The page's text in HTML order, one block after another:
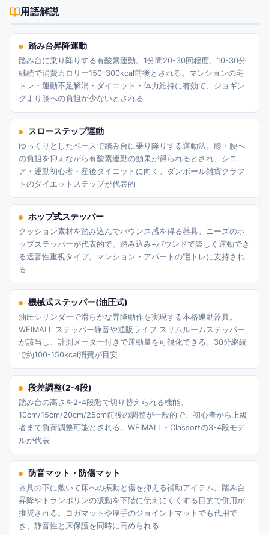
用語解説
踏み台昇降運動
踏み台に乗り降りする有酸素運動。1分間20-30回程度、10-30分
継続で消費カロリー150-300kcal前後とされる。マンションの宅
トレ・運動不足解消・ダイエット・体力維持に有効で、ジョギン
グより膝への負担が少ないとされる
スローステップ運動
ゆっくりとしたペースで踏み台に乗り降りする運動法。膝・腰へ
の負担を抑えながら有酸素運動の効果が得られるとされ、シニ
ア・運動初心者・産後ダイエットに向く。ダンボール雑貨クラフ
トのダイエットステップが代表的
ホップ式ステッパー
クッション素材を踏み込んでバウンス感を得る器具。ニーズのホ
ップステッパーが代表的で、踏み込み+バウンドで楽しく運動でき
る遮音性重視タイプ。マンション・アパートの宅トレに支持され
る
機械式ステッパー(油圧式)
油圧シリンダーで滑らかな昇降動作を実現する本格運動器具。
WEIMALL ステッパー静音や通販ライフ スリムルームステッパー
が該当し、計測メーター付きで運動量を可視化できる。30分継続
で約100-150kcal消費が目安
段差調整(2-4段)
踏み台の高さを2-4段階で切り替えられる機能。
10cm/15cm/20cm/25cm前後の調整が一般的で、初心者から上級
者まで負荷調整可能とされる。WEIMALL・Classortの3-4段モデ
ルが代表
防音マット・防傷マット
器具の下に敷いて床への振動と傷を抑える補助アイテム。踏み台
昇降やトランポリンの振動を下階に伝えにくくする目的で併用が
推奨される。ヨガマットや厚手のジョイントマットでも代用で
き、静音性と床保護を同時に高められる